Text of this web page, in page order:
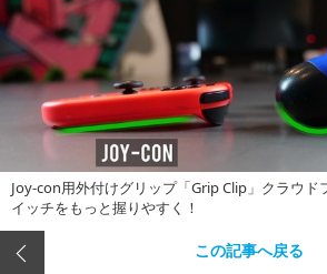
Joy-con用外付けグリップ「Grip Clip」クラウド
イッチをもっと握りやすく！
この記事へ戻る